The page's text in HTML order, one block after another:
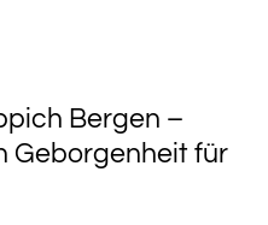
Bergen –
Geborgenheit für